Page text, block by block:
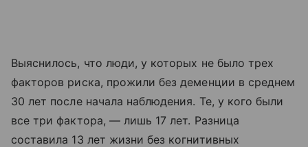
Выяснилось, что люди, у которых не было трех
факторов риска, прожили без деменции в среднем
30 лет после начала наблюдения. Те, у кого были
все три фактора, — лишь 17 лет. Разница
составила 13 лет жизни без когнитивных